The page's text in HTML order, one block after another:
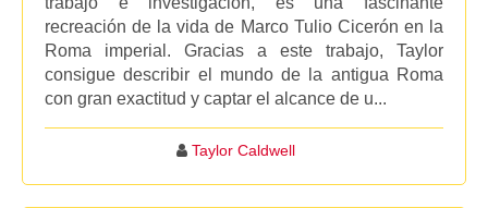
recreación de la vida de Marco Tulio Cicerón en la
Roma imperial. Gracias a este trabajo, Taylor
consigue describir el mundo de la antigua Roma
con gran exactitud y captar el alcance de u...
Taylor Caldwell